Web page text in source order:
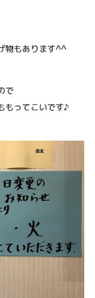
物もあります^^
で
もってこいです♪